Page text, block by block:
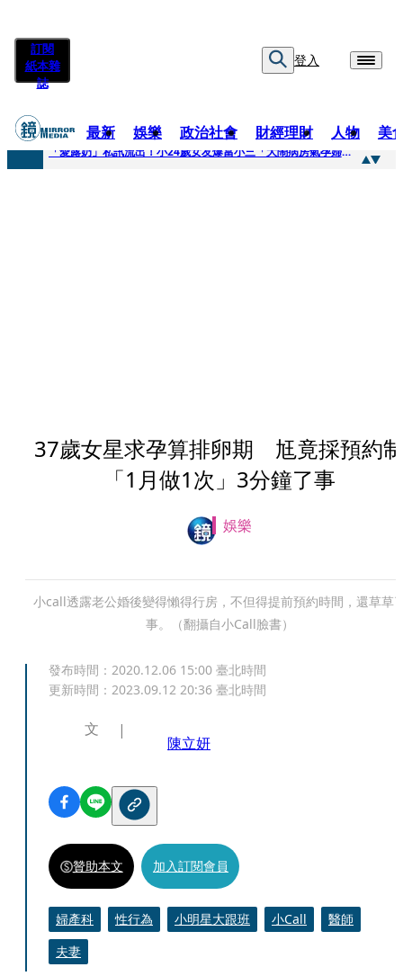
訂閱
紙本雜
誌
登入
最新 娛樂 政治社會 財經理財 人物 美
快訊
「愛露奶」私訊流出！小24歲女友爆當小三「大鬧病房氣孕婦」 姜厚任不忍回應了
37歲女星求孕算排卵期 尪竟採預約
「1月做1次」3分鐘了事
娛樂
小call透露老公婚後變得懶得行房，不但得提前預約時間，還草草
事。（翻攝自小Call臉書）
發布時間： 2020.12.06 15:00 臺北時間
更新時間： 2023.09.12 20:36 臺北時間
文
陳立妍
贊助本文 加入訂閱會員
婦產科 性行為 小明星大跟班 小Call
醫師
夫妻